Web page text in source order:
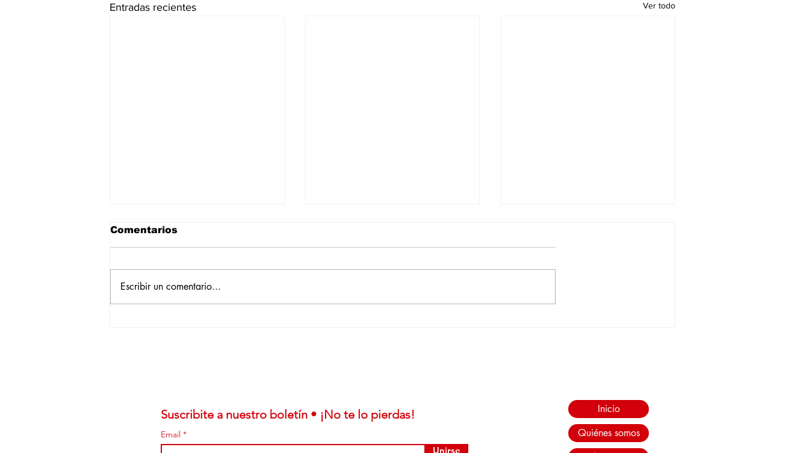
Entradas recientes Ver todo
Comentarios
Escribir un comentario...
Suscribite a nuestro boletín • ¡No te lo pierdas!
Email
Unirse
Inicio
Quiénes somos